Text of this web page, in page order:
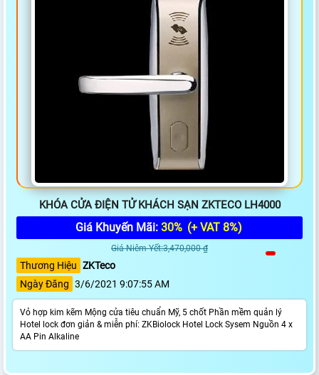
KHÓA CỬA ĐIỆN TỬ KHÁCH SẠN ZKTECO LH4000
Giá Khuyến Mãi: 30% (+ VAT 8%)
Giá Niêm Yết:3,470,000 ₫
Thương Hiệu ZKTeco
Ngày Đăng 3/6/2021 9:07:55 AM
Vỏ hợp kim kẽm Mộng cửa tiêu chuẩn Mỹ, 5 chốt Phần mềm quản lý
Hotel lock đơn giản & miễn phí: ZKBiolock Hotel Lock Sysem Nguồn 4 x
AA Pin Alkaline